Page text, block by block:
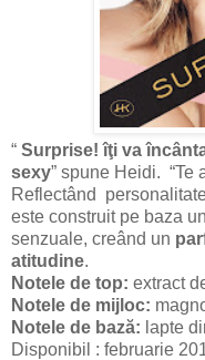
“ Surprise! îţi va
sexy” spune Heidi. “Te
Reflectând
este construit pe baza
senzuale, creând un
atitudine.
Notele de top: extract
Notele de mijloc:
Notele de bază: lapte
Disponibil : februarie